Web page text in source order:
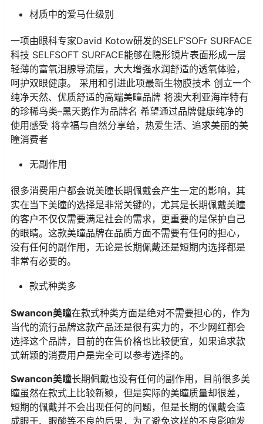
材质中的爱马仕级别
一项由眼科专家David Kotow研发的SELF’SOFr SURFACE
科技 SELFSOFT SURFACE能够在隐形镜片表面形成一层
轻薄的富氧泪腺导流层，大大增强水润舒适的透氧体验，
呵护双眼健康。 采用和引进此项最新生物膜技术 创立一个
纯净天然、优质舒适的高端美疃品牌 将澳大利亚海岸特有
的珍稀鸟类–黑天鹅作为品牌名 希望通过品牌健康纯净的
使用感受 将幸福与自然分享给，热爱生活、追求美丽的美
瞳消费者
无副作用
很多消费用户都会说美瞳长期佩戴会产生一定的影响，其
实在当下美瞳的选择是非常关键的，尤其是长期佩戴美瞳
的客户不仅仅需要满足社会的需求，更重要的是保护自己
的眼睛。这款美瞳品牌在品质方面不需要有任何的担心，
没有任何的副作用，无论是长期佩戴还是短期内选择都是
非常有必要的。
款式种类多
Swancon美瞳在款式种类方面是绝对不需要担心的，作为
当代的流行品牌这款产品还是很有实力的，不少网红都会
选择这个品牌，目前的在售价格也比较便宜，如果追求款
式新颖的消费用户是完全可以参考选择的。
Swancon美瞳长期佩戴也没有任何的副作用，目前很多美
瞳虽然在款式上比较新颖，但是实际的美瞳质量却很差，
短期的佩戴并不会出现任何的问题，但是长期的佩戴会造
成眼干、眼酸等不良的后果，为了避免这样的不良影响发